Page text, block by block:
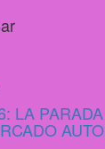
LA